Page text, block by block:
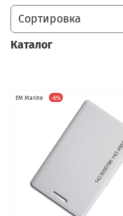
EM Marine -6%
Каталог